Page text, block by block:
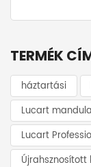
TERMÉK
háztartási
Lucart
Lucart
Újrahsznosított